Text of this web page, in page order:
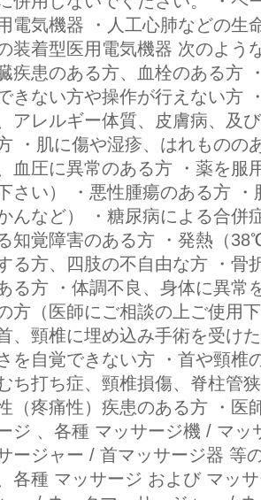
電気機器 ・人工心肺などの生
装着型医用電気機器 次のよう
疾患のある方、血栓のある方
きない方や操作が行えない方
アレルギー体質、皮膚病、及
・肌に傷や湿疹、はれものの
血圧に異常のある方 ・薬を服
さい） ・悪性腫瘍のある方
んなど） ・糖尿病による合併
知覚障害のある方 ・発熱（
る方、四肢の不自由な方 ・骨
る方 ・体調不良、身体に異常
方（医師にご相談の上ご使用
、頸椎に埋め込み手術を受け
を自覚できない方 ・首や頸椎
ち打ち症、頸椎損傷、脊柱管
（疼痛性）疾患のある方 ・医
ジ 、各種 マッサージ機 / マ
ージャー / 首マッサージ器 等
各種 マッサージ および マッ